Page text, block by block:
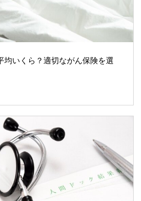
均いくら？適切ながん保険を選